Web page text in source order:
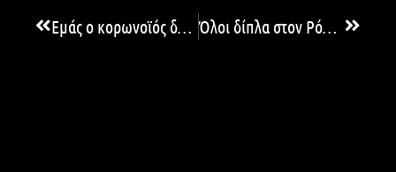
Εμάς ο κορωνοϊός δεν μας χώρισε. Μας ένωσε! Όλοι δίπλα στον Ρόμπσον